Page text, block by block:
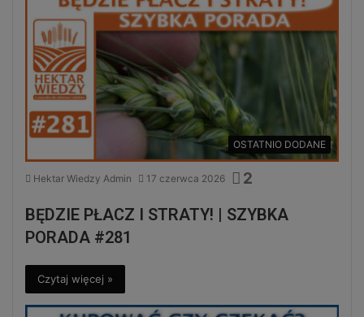
OSTATNIO DODANE
Hektar Wiedzy Admin 17 czerwca 2026 2
BĘDZIE PŁACZ I STRATY! | SZYBKA
PORADA #281
Czytaj więcej »